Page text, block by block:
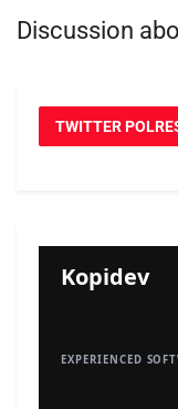
Discussion
TWITTER